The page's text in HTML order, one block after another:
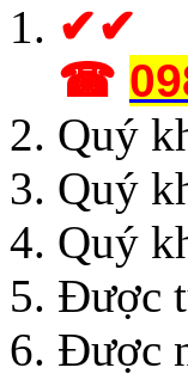
✔
☎
Quý
Quý
Quý
Được
Được